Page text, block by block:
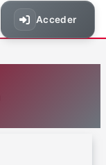
Acceder